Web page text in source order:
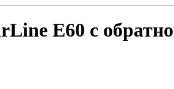
E60 с